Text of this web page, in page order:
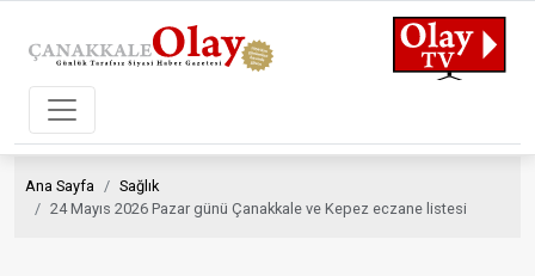
Ana Sayfa
Sağlık
24 Mayıs 2026 Pazar günü Çanakkale ve Kepez eczane listesi